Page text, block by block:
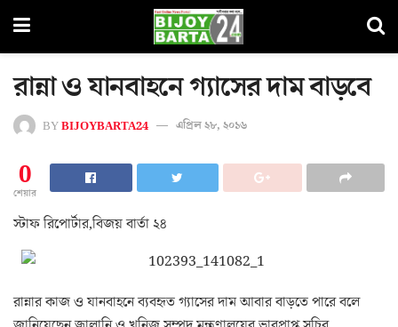
রান্না ও যানবাহনে গ্যাসের দাম বাড়বে
BYBIJOYBARTA24 এপ্রিল ২৮, ২০১৬
0
শেয়ার
স্টাফ রিপোর্টার,বিজয় বার্তা ২৪
রান্নার কাজ ও যানবাহনে ব্যবহৃত গ্যাসের দাম আবার বাড়তে পারে বলে